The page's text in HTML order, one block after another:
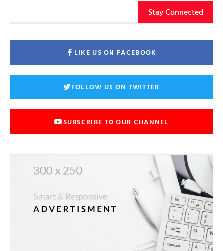
Stay Connected
LIKE US ON FACEBOOK
FOLLOW US ON TWITTER
SUBSCRIBE TO OUR CHANNEL